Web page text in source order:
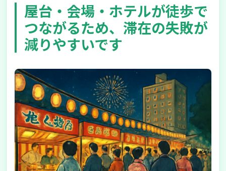
屋台・会場・ホテルが徒歩で
つながるため、滞在の失敗が
減りやすいです